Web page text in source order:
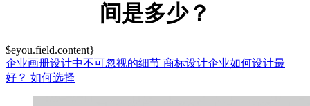
间是多少？
$eyou.field.content}
企业画册设计中不可忽视的细节 商标设计企业如何设计最
好？ 如何选择